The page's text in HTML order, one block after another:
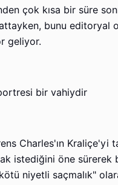
çok kısa bir süre
bunu editoryal
geliyor.
bir vahiydir
Charles'ın Kraliçe'yi
istediğini öne sürerek
niyetli saçmalık"